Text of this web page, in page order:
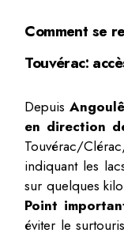
Comment se
Touvérac:
Depuis
en direction
Touvérac/
indiquant les
sur quelques
Point
éviter le